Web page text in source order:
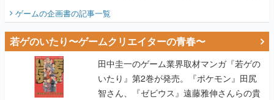
ビュー】
ゲームの企画書の記事一覧
若ゲのいたり〜ゲームクリエイターの青春〜
田中圭一のゲーム業界取材マンガ『若ゲの
いたり』第2巻が発売。『ポケモン』田尻
智さん、『ゼビウス』遠藤雅伸さんらの貴